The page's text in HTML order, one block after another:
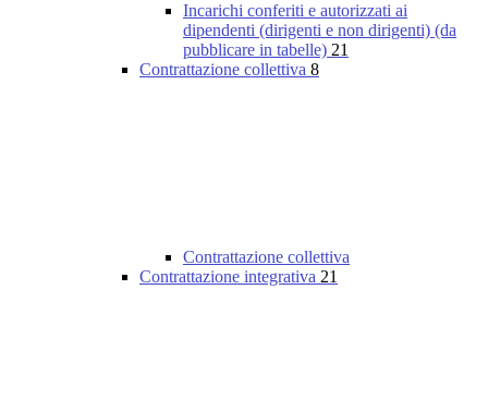
Incarichi conferiti e autorizzati ai
dipendenti (dirigenti e non dirigenti) (da
pubblicare in tabelle) 21
Contrattazione collettiva 8
Contrattazione collettiva
Contrattazione integrativa 21